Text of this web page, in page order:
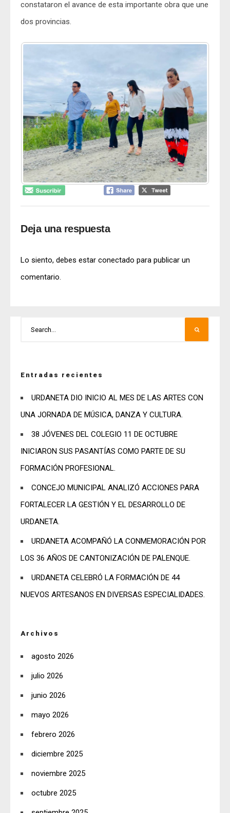
constataron el avance de esta importante obra que une
dos provincias.
Deja una respuesta
Lo siento, debes estar conectado para publicar un
comentario.
Entradas recientes
URDANETA DIO INICIO AL MES DE LAS ARTES CON
UNA JORNADA DE MÚSICA, DANZA Y CULTURA.
38 JÓVENES DEL COLEGIO 11 DE OCTUBRE
INICIARON SUS PASANTÍAS COMO PARTE DE SU
FORMACIÓN PROFESIONAL.
CONCEJO MUNICIPAL ANALIZÓ ACCIONES PARA
FORTALECER LA GESTIÓN Y EL DESARROLLO DE
URDANETA.
URDANETA ACOMPAÑÓ LA CONMEMORACIÓN POR
LOS 36 AÑOS DE CANTONIZACIÓN DE PALENQUE.
URDANETA CELEBRÓ LA FORMACIÓN DE 44
NUEVOS ARTESANOS EN DIVERSAS ESPECIALIDADES.
Archivos
agosto 2026
julio 2026
junio 2026
mayo 2026
febrero 2026
diciembre 2025
noviembre 2025
octubre 2025